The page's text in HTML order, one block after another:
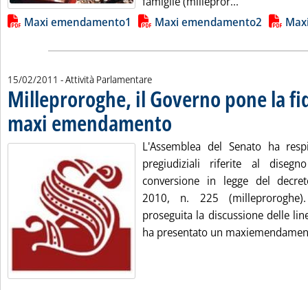
Lista allegati PDF alla notizia
Maxi emendamento1 Maxi emendamento2
15/02/2011 - Attività Parlamentare
Milleproroghe, il Governo pone la
maxi emendamento . Pubblicata martedì 15 febbraio 2011
L'Assemblea del Senato ha
pregiudiziali riferite al
conversione in legge del
2010, n. 225
proseguita la discussione delle
ha presentato un